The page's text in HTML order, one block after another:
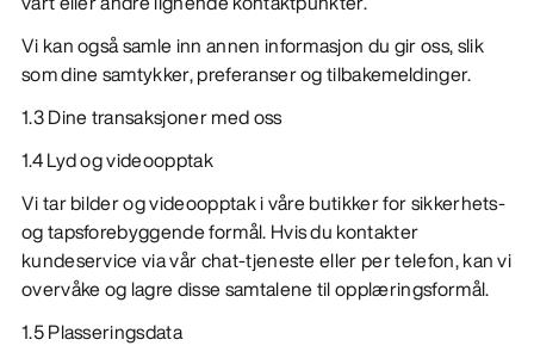
Vi kan også samle inn annen informasjon du gir oss, slik
som dine samtykker, preferanser og tilbakemeldinger.
1.3 Dine transaksjoner med oss
1.4 Lyd og videoopptak
Vi tar bilder og videoopptak i våre butikker for sikkerhets-
og tapsforebyggende formål. Hvis du kontakter
kundeservice via vår chat-tjeneste eller per telefon, kan vi
overvåke og lagre disse samtalene til opplæringsformål.
1.5 Plasseringsdata